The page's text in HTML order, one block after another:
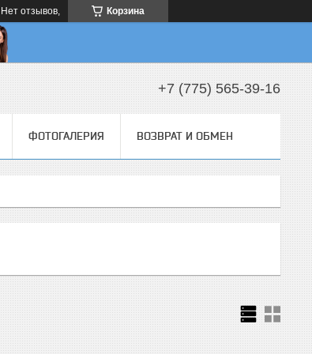
Корзина
Нет отзывов,
+7 (775) 565-39-16
ФОТОГАЛЕРИЯ ВОЗВРАТ И ОБМЕН